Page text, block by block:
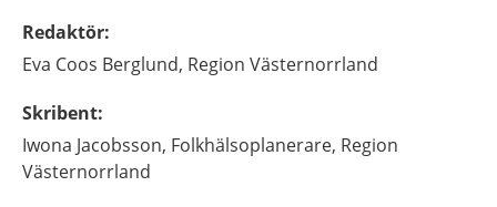
Redaktör:
Eva Coos Berglund, Region Västernorrland
Skribent:
Iwona Jacobsson, Folkhälsoplanerare, Region
Västernorrland